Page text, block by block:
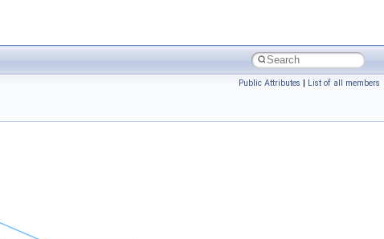
Public Attributes | List of all members